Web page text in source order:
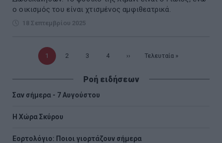
ο οικισμός του είναι χτισμένος αμφιθεατρικά.
18 Σεπτεμβρίου 2025
Τρέχουσα
1 Σελίδα
2 Σελίδα
3 Σελίδα
4 Επόμενη
›› Τελευταία
Τελευταία »
Ροή ειδήσεων
Σαν σήμερα - 7 Αυγούστου
Η Χώρα Σκύρου
Εορτολόγιο: Ποιοι γιορτάζουν σήμερα